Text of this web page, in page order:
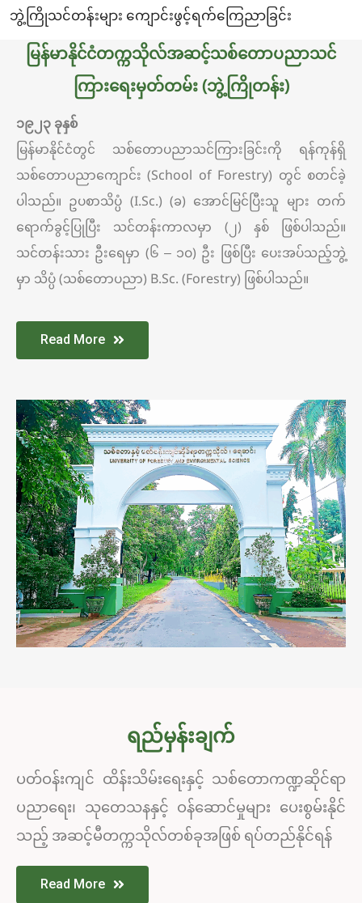
ဘွဲ့ကြိုသင်တန်းများ ကျောင်းဖွင့်ရက်ကြေညာခြင်း
မြန်မာနိုင်ငံတက္ကသိုလ်အဆင့်သစ်တောပညာသင်
ကြားရေးမှတ်တမ်း (ဘွဲ့ကြိုတန်း)
၁၉၂၃ ခုနှစ်
မြန်မာနိုင်ငံတွင် သစ်တောပညာသင်ကြားခြင်းကို ရန်ကုန်ရှိ
သစ်တောပညာကျောင်း (School of Forestry) တွင် စတင်ခဲ့
ပါသည်။ ဥပစာသိပ္ပံ (I.Sc.) (ခ) အောင်မြင်ပြီးသူ များ တက်
ရောက်ခွင့်ပြုပြီး သင်တန်းကာလမှာ (၂) နှစ် ဖြစ်ပါသည်။
သင်တန်းသား ဦးရေမှာ (၆ – ၁၀) ဦး ဖြစ်ပြီး ပေးအပ်သည့်ဘွဲ့
မှာ သိပ္ပံ (သစ်တောပညာ) B.Sc. (Forestry) ဖြစ်ပါသည်။
Read More
ရည်မှန်းချက်
ပတ်ဝန်းကျင် ထိန်းသိမ်းရေးနှင့် သစ်တောကဏ္ဍဆိုင်ရာ
ပညာရေး၊ သုတေသနနှင့် ဝန်ဆောင်မှုများ ပေးစွမ်းနိုင်
သည့် အဆင့်မီတက္ကသိုလ်တစ်ခုအဖြစ် ရပ်တည်နိုင်ရန်
Read More